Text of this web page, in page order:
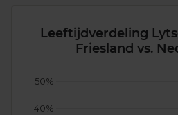
Leeftijdverdeling
Friesland vs.
40%
50%